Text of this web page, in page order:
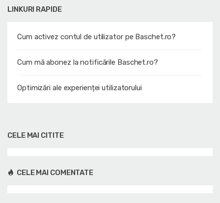
LINKURI RAPIDE
Cum activez contul de utilizator pe Baschet.ro?
Cum mă abonez la notificările Baschet.ro?
Optimizări ale experienței utilizatorului
CELE MAI CITITE
CELE MAI COMENTATE